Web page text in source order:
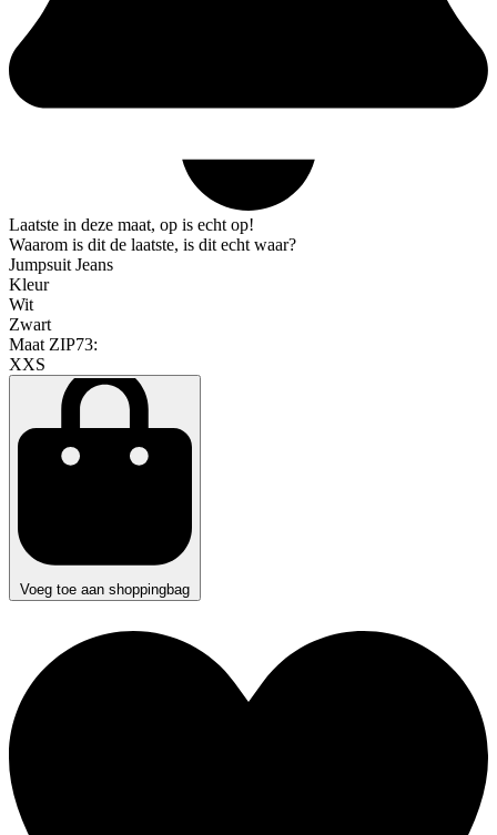
Laatste in deze maat, op is echt op!
Waarom is dit de laatste, is dit echt waar?
Jumpsuit Jeans
Kleur
Wit
Zwart
Maat ZIP73:
XXS
Voeg toe aan shoppingbag